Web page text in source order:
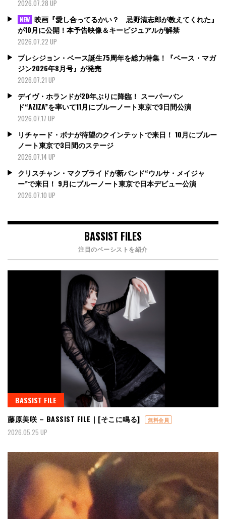
2026.07.28 UP
NEW 映画『愛し合ってるかい？ 忌野清志郎が教えてくれた』
が10月に公開！本予告映像＆キービジュアルが解禁
2026.07.22 UP
プレシジョン・ベース誕生75周年を総力特集！『ベース・マガ
ジン2026年8月号』が発売
2026.07.21 UP
デイヴ・ホランドが20年ぶりに降臨！ スーパーバン
ド“AZIZA”を率いて11月にブルーノート東京で3日間公演
2026.07.17 UP
リチャード・ボナが待望のクインテットで来日！ 10月にブルー
ノート東京で3日間のステージ
2026.07.14 UP
クリスチャン・マクブライドが新バンド“ウルサ・メイジャ
ー”で来日！ 9月にブルーノート東京で日本デビュー公演
2026.07.10 UP
BASSIST FILES
注目のベーシストを紹介
BASSIST FILE
藤原美咲 – BASSIST FILE｜[そこに鳴る]
無料会員
2026.05.25 UP